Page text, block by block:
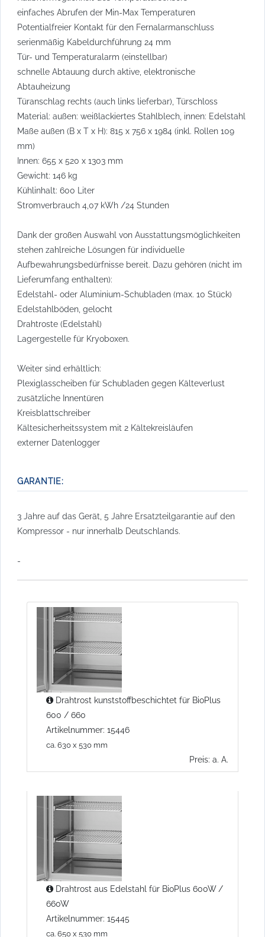
einfaches Abrufen der Min-Max Temperaturen
Potentialfreier Kontakt für den Fernalarmanschluss
serienmäßig Kabeldurchführung 24 mm
Tür- und Temperaturalarm (einstellbar)
schnelle Abtauung durch aktive, elektronische
Abtauheizung
Türanschlag rechts (auch links lieferbar), Türschloss
Material: außen: weißlackiertes Stahlblech, innen: Edelstahl
Maße außen (B x T x H): 815 x 756 x 1984 (inkl. Rollen 109
mm)
Innen: 655 x 520 x 1303 mm
Gewicht: 146 kg
Kühlinhalt: 600 Liter
Stromverbrauch 4,07 kWh /24 Stunden
Dank der großen Auswahl von Ausstattungsmöglichkeiten
stehen zahlreiche Lösungen für individuelle
Aufbewahrungsbedürfnisse bereit. Dazu gehören (nicht im
Lieferumfang enthalten):
Edelstahl- oder Aluminium-Schubladen (max. 10 Stück)
Edelstahlböden, gelocht
Drahtroste (Edelstahl)
Lagergestelle für Kryoboxen.
Weiter sind erhältlich:
Plexiglasscheiben für Schubladen gegen Kälteverlust
zusätzliche Innentüren
Kreisblattschreiber
Kältesicherheitssystem mit 2 Kältekreisläufen
externer Datenlogger
GARANTIE:
3 Jahre auf das Gerät, 5 Jahre Ersatzteilgarantie auf den
Kompressor - nur innerhalb Deutschlands.
-
Drahtrost kunststoffbeschichtet für BioPlus
600 / 660
Artikelnummer: 15446
ca. 630 x 530 mm
Preis: a. A.
Drahtrost aus Edelstahl für BioPlus 600W /
660W
Artikelnummer: 15445
ca. 650 x 530 mm